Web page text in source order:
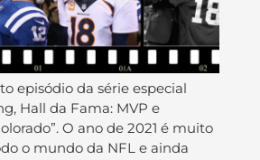
episódio da série especial
Hall da Fama: MVP e
O ano de 2021 é muito
o mundo da NFL e ainda